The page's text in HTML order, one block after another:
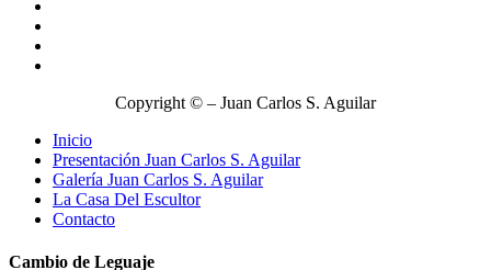
Copyright © – Juan Carlos S. Aguilar
Inicio
Presentación Juan Carlos S. Aguilar
Galería Juan Carlos S. Aguilar
La Casa Del Escultor
Contacto
Cambio de Leguaje